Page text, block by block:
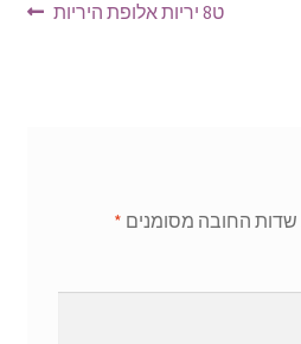
הפוסט
ט8 יריות אלופת היריות
שדות החובה מסומנים *